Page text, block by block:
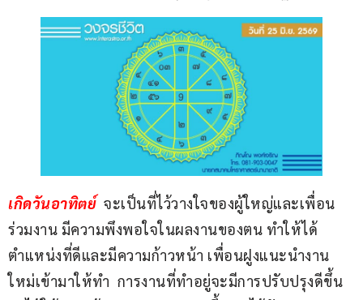
เกิดวันอาทิตย์ จะเป็นที่ไว้วางใจของผู้ใหญ่และเพื่อน
ร่วมงาน มีความพึงพอใจในผลงานของตน ทำให้ได้
ตำแหน่งที่ดีและมีความก้าวหน้า เพื่อนฝูงแนะนำงาน
ใหม่เข้ามาให้ทำ  การงานที่ทำอยู่จะมีการปรับปรุงดีขึ้น